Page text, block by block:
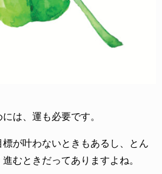
は、運も必要です。
が叶わないときもあるし、とん
むときだってありますよね。